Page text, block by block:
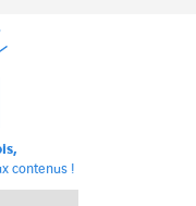
contenus !